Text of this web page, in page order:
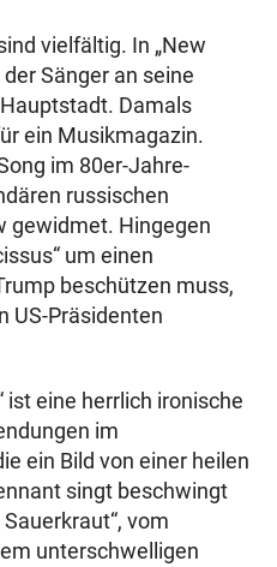
vielfältig. In „New
Sänger an seine
Damals
ein Musikmagazin.
im 80er-Jahre-
russischen
gewidmet. Hingegen
um einen
beschützen muss,
US-Präsidenten
ist eine herrlich ironische
im
ein Bild von einer heilen
singt beschwingt
vom
unterschwelligen